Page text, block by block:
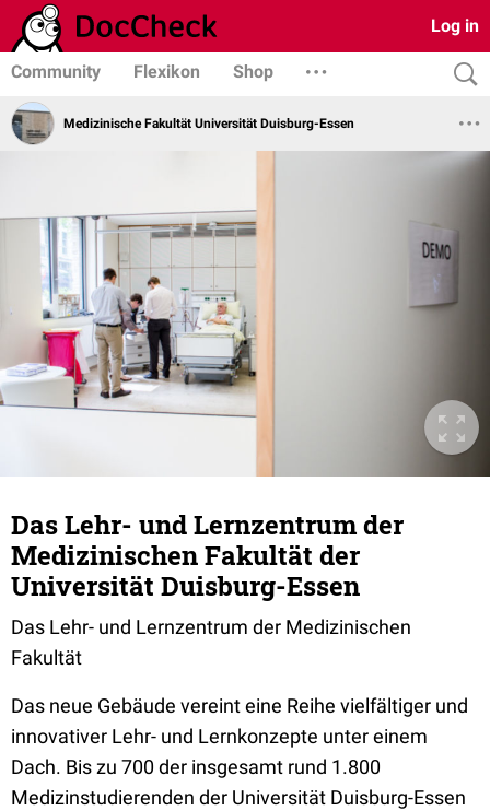
Log in
Community Flexikon Shop
Medizinische Fakultät Universität Duisburg-Essen
Das Lehr- und Lernzentrum der
Medizinischen Fakultät der
Universität Duisburg-Essen
Das Lehr- und Lernzentrum der Medizinischen
Fakultät
Das neue Gebäude vereint eine Reihe vielfältiger und
innovativer Lehr- und Lernkonzepte unter einem
Dach. Bis zu 700 der insgesamt rund 1.800
Medizinstudierenden der Universität Duisburg-Essen